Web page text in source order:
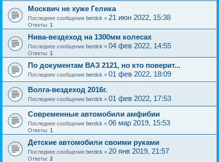
Москвич не хуже Гелика
Последнее сообщение berdck « 21 июн 2022, 15:38
Ответы: 1
Нива-вездеход на 1300мм колесах
Последнее сообщение berdck « 04 фев 2022, 14:55
Ответы: 1
По документам ВАЗ 2121, но кто поверит...
Последнее сообщение berdck « 01 фев 2022, 18:09
Волга-вездеход 2016г.
Последнее сообщение berdck « 01 фев 2022, 17:53
Современные автомобили амфибии
Последнее сообщение berdck « 06 мар 2019, 15:53
Ответы: 1
Детские автомобили своими руками
Последнее сообщение berdck « 20 янв 2019, 21:57
Ответы: 2